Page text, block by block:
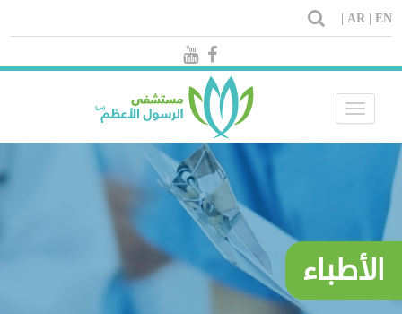
AR | EN |
Toggle
navigation
الأطباء